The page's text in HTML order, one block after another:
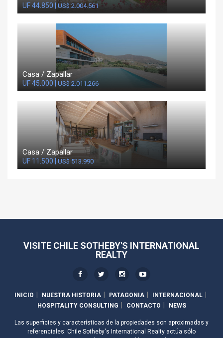
UF 44.850 |US$ 2.004.561
Casa / Zapallar
UF 45.000 | US$ 2.011.266
Casa / Zapallar
UF 11.500 | US$ 513.990
VISITE CHILE SOTHEBY'S INTERNATIONAL
REALTY
INICIO NUESTRA HISTORIA PATAGONIA
INTERNACIONAL
HOSPITALITY CONSULTING
CONTACTO NEWS
Las superficies y características de la propiedades son aproximadas y
referenciales. Chile Sotheby's International Realty actúa sólo